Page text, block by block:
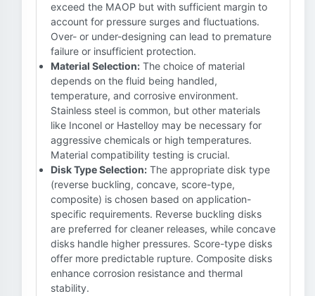
exceed the MAOP but with sufficient margin to
account for pressure surges and fluctuations.
Over- or under-designing can lead to premature
failure or insufficient protection.
Material Selection: The choice of material
depends on the fluid being handled,
temperature, and corrosive environment.
Stainless steel is common, but other materials
like Inconel or Hastelloy may be necessary for
aggressive chemicals or high temperatures.
Material compatibility testing is crucial.
Disk Type Selection: The appropriate disk type
(reverse buckling, concave, score-type,
composite) is chosen based on application-
specific requirements. Reverse buckling disks
are preferred for cleaner releases, while concave
disks handle higher pressures. Score-type disks
offer more predictable rupture. Composite disks
enhance corrosion resistance and thermal
stability.